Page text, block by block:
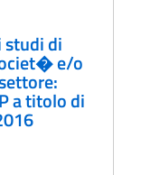
studi di
e/o
a titolo di